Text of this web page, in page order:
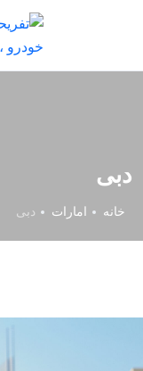
دبی
خانه امارات دبی